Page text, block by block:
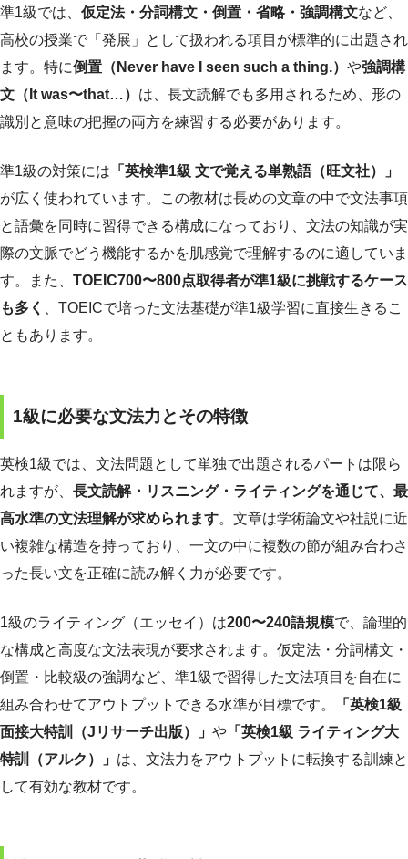
準1級では、 仮定法・分詞構文・倒置・省略・強調構文など、
高校の授業で「発展」として扱われる項目が標準的に出題され
ます。特に倒置（Never have I seen such a thing.） や強調構
文（It was〜that…） は、長文読解でも多用されるため、形の
識別と意味の把握の両方を練習する必要があります。
準1級の対策には 「英検準1級 文で覚える単熟語（旺文社）」
が広く使われています。この教材は長めの文章の中で文法事項
と語彙を同時に習得できる構成になっており、文法の知識が実
際の文脈でどう機能するかを肌感覚で理解するのに適していま
す。また、 TOEIC700〜800点取得者が準1級に挑戦するケース
も多く
、TOEICで培った文法基礎が準1級学習に直接生きるこ
ともあります。
1級に必要な文法力とその特徴
英検1級では、文法問題として単独で出題されるパートは限ら
れますが、 長文読解・リスニング・ライティングを通じて、最
高水準の文法理解が求められます。文章は学術論文や社説に近
い複雑な構造を持っており、一文の中に複数の節が組み合わさ
った長い文を正確に読み解く力が必要です。
1級のライティング（エッセイ）は200〜240語規模で、論理的
な構成と高度な文法表現が要求されます。仮定法・分詞構文・
倒置・比較級の強調など、準1級で習得した文法項目を自在に
組み合わせてアウトプットできる水準が目標です。
「英検1級
面接大特訓（Jリサーチ出版）」 や 「英検1級 ライティング大
特訓（アルク）」 は、文法力をアウトプットに転換する訓練と
して有効な教材です。